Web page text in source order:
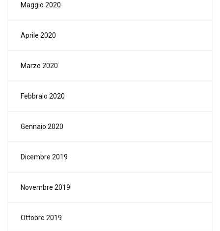
Maggio 2020
Aprile 2020
Marzo 2020
Febbraio 2020
Gennaio 2020
Dicembre 2019
Novembre 2019
Ottobre 2019